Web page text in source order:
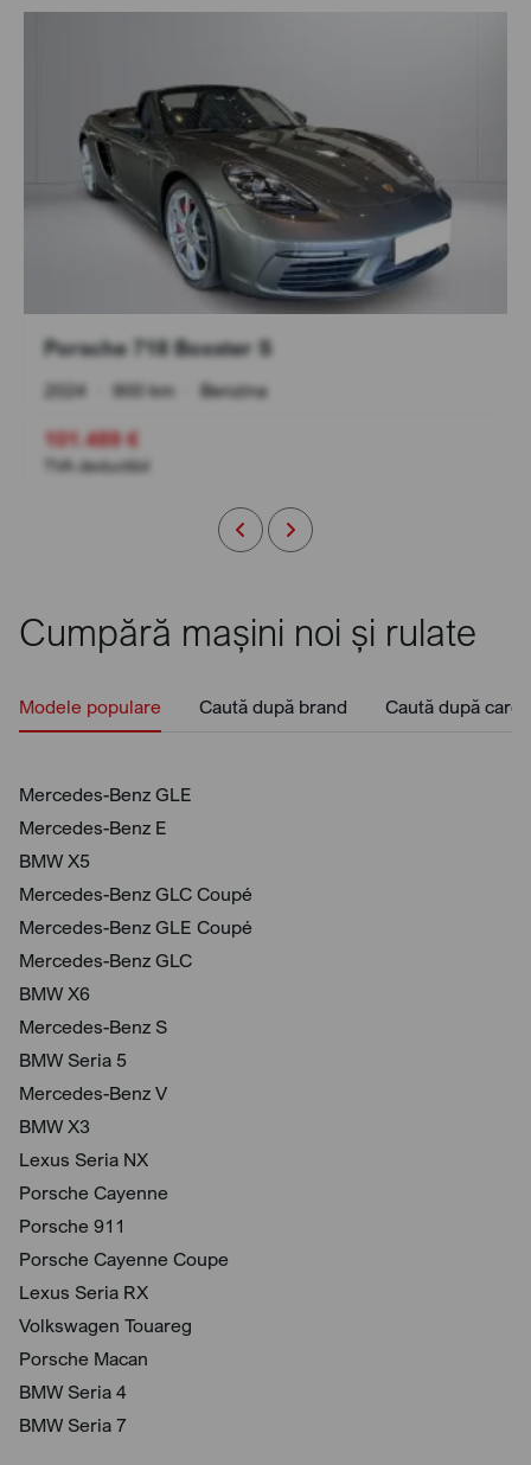
Porsche 718 Boxster S
2024 900 km Benzina
101.489 €
TVA deductibil
Cumpără mașini noi și rulate
Modele populare Caută după brand Caută după
Mercedes-Benz GLE
Mercedes-Benz E
BMW X5
Mercedes-Benz GLC Coupé
Mercedes-Benz GLE Coupé
Mercedes-Benz GLC
BMW X6
Mercedes-Benz S
BMW Seria 5
Mercedes-Benz V
BMW X3
Lexus Seria NX
Porsche Cayenne
Porsche 911
Porsche Cayenne Coupe
Lexus Seria RX
Volkswagen Touareg
Porsche Macan
BMW Seria 4
BMW Seria 7